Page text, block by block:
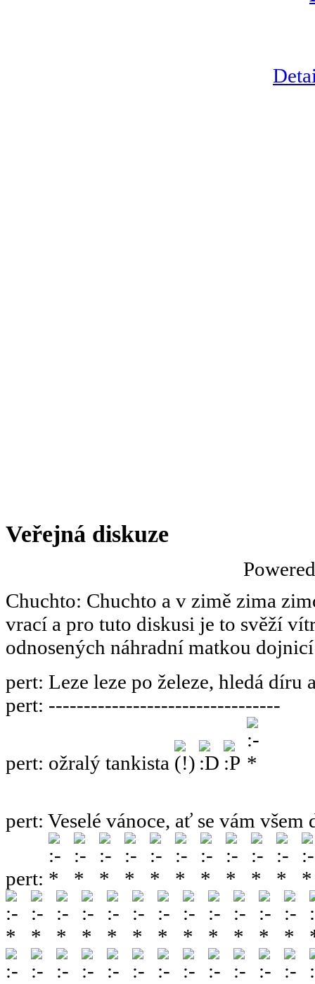
Veřejná diskuze
Chuchto: Chuchto a v zimě zima
vrací a pro tuto diskusi je to svěží
odnosených náhradní matkou
pert: Leze leze po železe, hledá díru
pert: ---------------------------------
pert: ožralý tankista
pert: Veselé vánoce, ať se vám všem
pert: